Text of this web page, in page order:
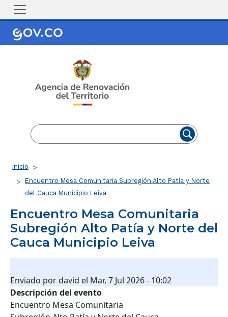
Pasar al contenido principal
Ruta de navegación
Inicio
Encuentro Mesa Comunitaria Subregión Alto Patía y Norte
del Cauca Municipio Leiva
Encuentro Mesa Comunitaria
Subregión Alto Patía y Norte del
Cauca Municipio Leiva
Enviado pordavid el Mar, 7 Jul 2026 - 10:02
Descripción del evento
Encuentro Mesa Comunitaria